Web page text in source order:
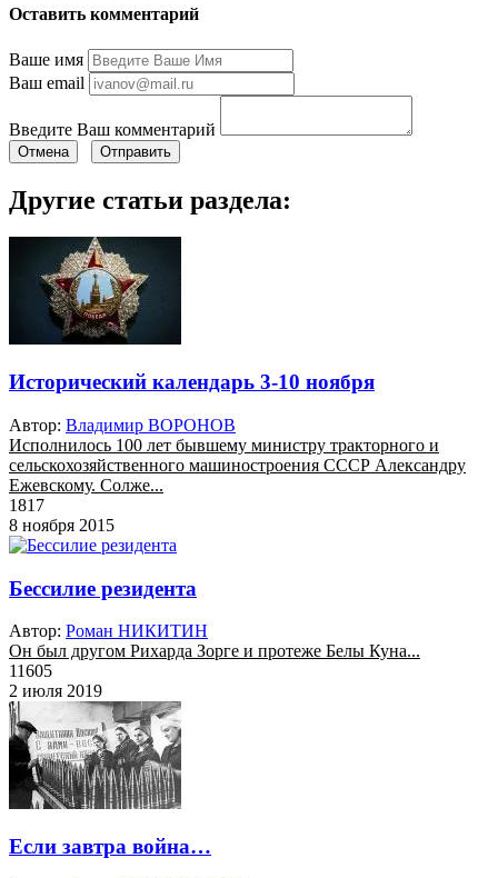
Оставить комментарий
Ваше имя
Ваш email
Введите Ваш комментарий
Отмена Отправить
Другие статьи раздела:
Исторический календарь 3-10 ноября
Автор: Владимир ВОРОНОВ
Исполнилось 100 лет бывшему министру тракторного и
сельскохозяйственного машиностроения СССР Александру
Ежевскому. Солже...
1817
8 ноября 2015
Бессилие резидента
Автор: Роман НИКИТИН
Он был другом Рихарда Зорге и протеже Белы Куна...
11605
2 июля 2019
Если завтра война…